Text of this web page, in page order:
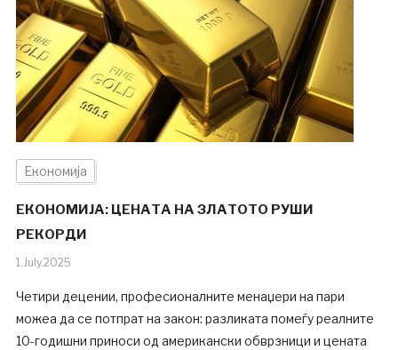
Економија
ЕКОНОМИЈА: ЦЕНАТА НА ЗЛАТОТО РУШИ
РЕКОРДИ
1.July.2025
Четири децении, професионалните менаџери на пари
можеа да се потпрат на закон: разликата помеѓу реалните
10-годишни приноси од американски обврзници и цената